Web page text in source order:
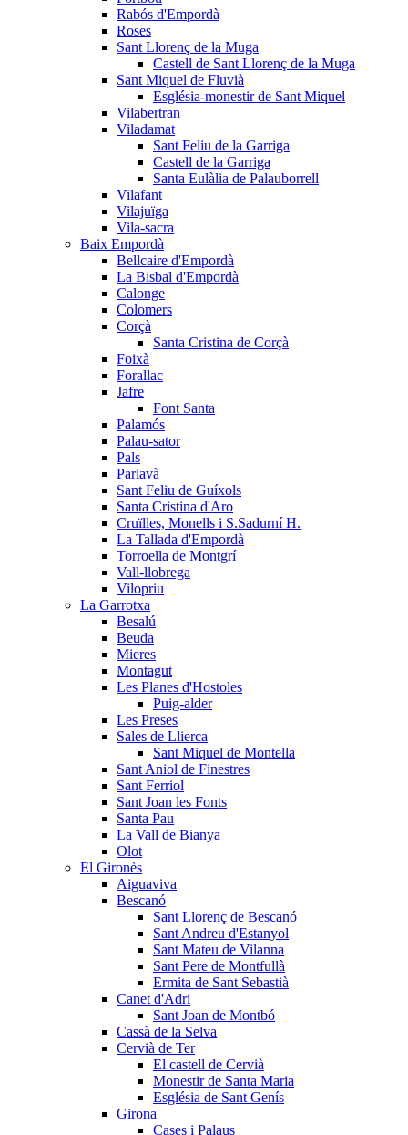
Rabós d'Empordà
Roses
Sant Llorenç de la Muga
Castell de Sant Llorenç de la Muga
Sant Miquel de Fluvià
Església-monestir de Sant Miquel
Vilabertran
Viladamat
Sant Feliu de la Garriga
Castell de la Garriga
Santa Eulàlia de Palauborrell
Vilafant
Vilajuïga
Vila-sacra
Baix Empordà
Bellcaire d'Empordà
La Bisbal d'Empordà
Calonge
Colomers
Corçà
Santa Cristina de Corçà
Foixà
Forallac
Jafre
Font Santa
Palamós
Palau-sator
Pals
Parlavà
Sant Feliu de Guíxols
Santa Cristina d'Aro
Cruïlles, Monells i S.Sadurní H.
La Tallada d'Empordà
Torroella de Montgrí
Vall-llobrega
Vilopriu
La Garrotxa
Besalú
Beuda
Mieres
Montagut
Les Planes d'Hostoles
Puig-alder
Les Preses
Sales de Llierca
Sant Miquel de Montella
Sant Aniol de Finestres
Sant Ferriol
Sant Joan les Fonts
Santa Pau
La Vall de Bianya
Olot
El Gironès
Aiguaviva
Bescanó
Sant Llorenç de Bescanó
Sant Andreu d'Estanyol
Sant Mateu de Vilanna
Sant Pere de Montfullà
Ermita de Sant Sebastià
Canet d'Adri
Sant Joan de Montbó
Cassà de la Selva
Cervià de Ter
El castell de Cervià
Monestir de Santa Maria
Església de Sant Genís
Girona
Cases i Palaus